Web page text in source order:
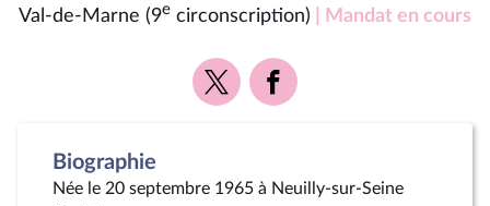
Val-de-Marne (9e circonscription) | Mandat en cours
Voir
la
Voir
la
Biographie
Née le 20 septembre 1965 à Neuilly-sur-Seine